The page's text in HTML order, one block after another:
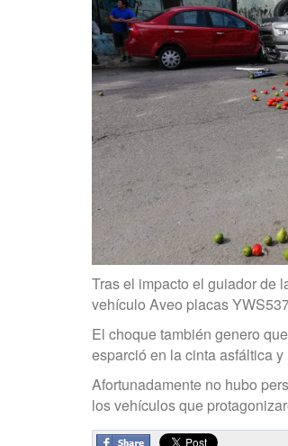
Tras el impacto el guiador de
vehículo Aveo placas
El choque también genero
esparció en la cinta asfáltica
Afortunadamente no hubo
los vehículos que